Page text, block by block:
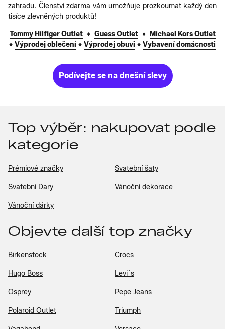
zahradu. Členství zdarma vám umožňuje prozkoumat každý den
tisíce zlevněných produktů!
Tommy Hilfiger Outlet♦ Guess Outlet♦
Michael Kors Outlet
♦ Výprodej oblečení ♦ Výprodej obuvi ♦ Vybavení domácnosti
Podívejte se na dnešní slevy
Top výběr: nakupovat podle
kategorie
Prémiové značky Svatební šaty
Svatební Dary Vánoční dekorace
Vánoční dárky
Objevte další top značky
Birkenstock Crocs
Hugo Boss Levi´s
Osprey Pepe Jeans
Polaroid Outlet Triumph